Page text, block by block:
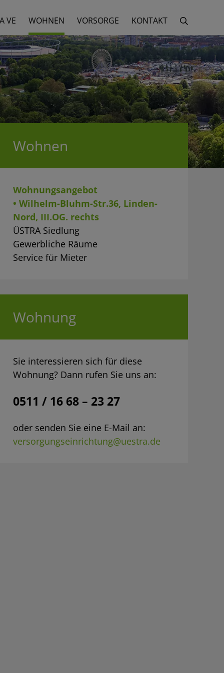
VE WOHNEN VORSORGE KONTAKT
Wohnen
Wohnungsangebot
• Wilhelm-Bluhm-Str.36, Linden-
Nord, III.OG. rechts
ÜSTRA Siedlung
Gewerbliche Räume
Service für Mieter
Wohnung
Sie interessieren sich für diese
Wohnung? Dann rufen Sie uns an:
0511 / 16 68 – 23 27
oder senden Sie eine E-Mail an:
versorgungseinrichtung@uestra.de